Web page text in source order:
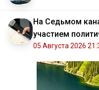
На Седьмом
участием
05 Августа 2026